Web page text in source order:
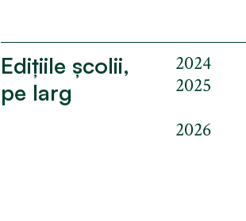
Edițiile școlii,
pe larg
2024
2025
2026